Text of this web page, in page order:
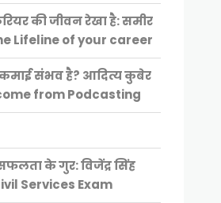
की जीवन रेखा है: समीर
Lifeline of your career
कमाई संभव है? आदित्य कुबेर
from Podcasting
के गुर: विजेंद्र सिंह
Services Exam